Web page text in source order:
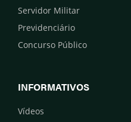
Servidor Militar
Previdenciário
Concurso Público
INFORMATIVOS
Vídeos